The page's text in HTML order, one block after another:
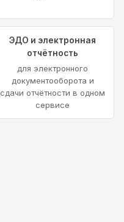
ЭДО и электронная
отчётность
для электронного
документооборота и
сдачи отчётности в одном
сервисе